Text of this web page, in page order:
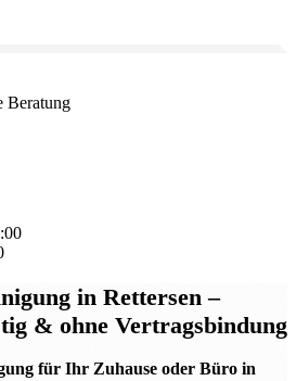
Beratung
in Rettersen–
& ohne Vertragsbindung
für Ihr Zuhause oder Büro in